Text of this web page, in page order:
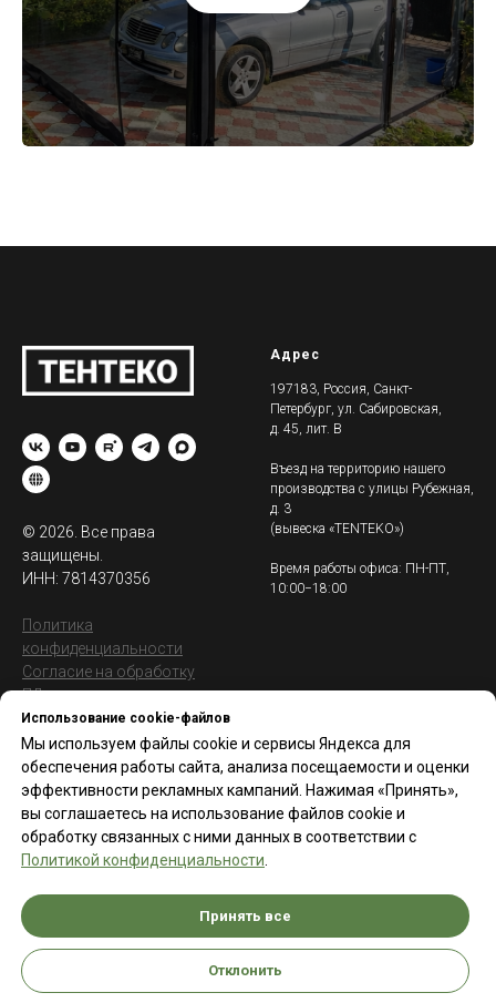
© 2026. Все права
защищены.
ИНН: 7814370356
Политика
конфиденциальности
Согласие на обработку
ПДн
Адрес
197183, Россия, Санкт-
Петербург, ул. Сабировская,
д. 45, лит. В
Въезд на территорию нашего
производства с улицы Рубежная,
д. 3
(вывеска «TENTEKO»)
Время работы офиса: ПН-ПТ,
10:00−18:00
Контакты
Прием заказов ежедневно
с 09:00 до 21:00
8 (812) 970 35 72
8 (901) 370 35 72
8 (911) 197 97 93
9703572@mail.ru
Страницы
Главная
Проекты
Цены
Использование cookie-файлов
Мы используем файлы cookie и сервисы Яндекса для
обеспечения работы сайта, анализа посещаемости и оценки
эффективности рекламных кампаний. Нажимая «Принять»,
вы соглашаетесь на использование файлов cookie и
обработку связанных с ними данных в соответствии с
Политикой конфиденциальности
Принять все
Отклонить